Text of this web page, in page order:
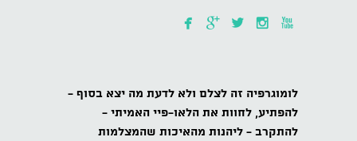
    
לומוגרפיה זה לצלם ולא לדעת מה יצא בסוף -
להפתיע, לחוות את הלאו-פיי האמיתי -
להתקרב - ליהנות מהאיכות שהמצלמות